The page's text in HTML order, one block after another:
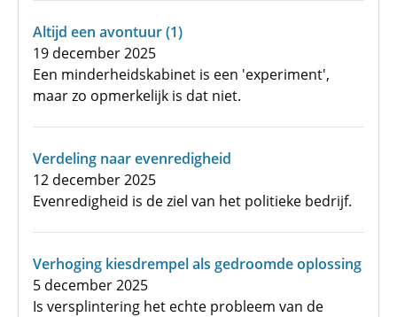
Altijd een avontuur (1)
19 december 2025
Een minderheidskabinet is een 'experiment',
maar zo opmerkelijk is dat niet.
Verdeling naar evenredigheid
12 december 2025
Evenredigheid is de ziel van het politieke bedrijf.
Verhoging kiesdrempel als gedroomde oplossing
5 december 2025
Is versplintering het echte probleem van de